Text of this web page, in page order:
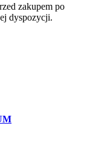
zakupem po
dyspozycji.